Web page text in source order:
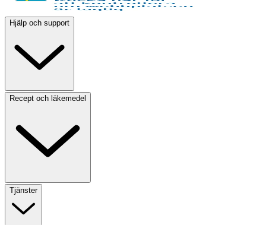
Hjälp och support
Recept och läkemedel
Tjänster